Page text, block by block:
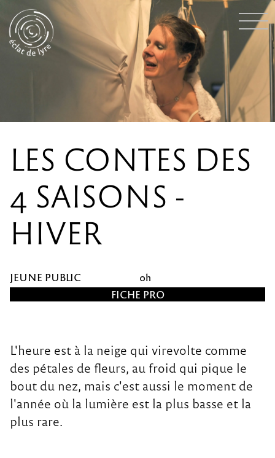
LES CONTES DES
4 SAISONS -
HIVER
JEUNE PUBLIC 0h
FICHE PRO
L'heure est à la neige qui virevolte comme
des pétales de fleurs, au froid qui pique le
bout du nez, mais c'est aussi le moment de
l'année où la lumière est la plus basse et la
plus rare.